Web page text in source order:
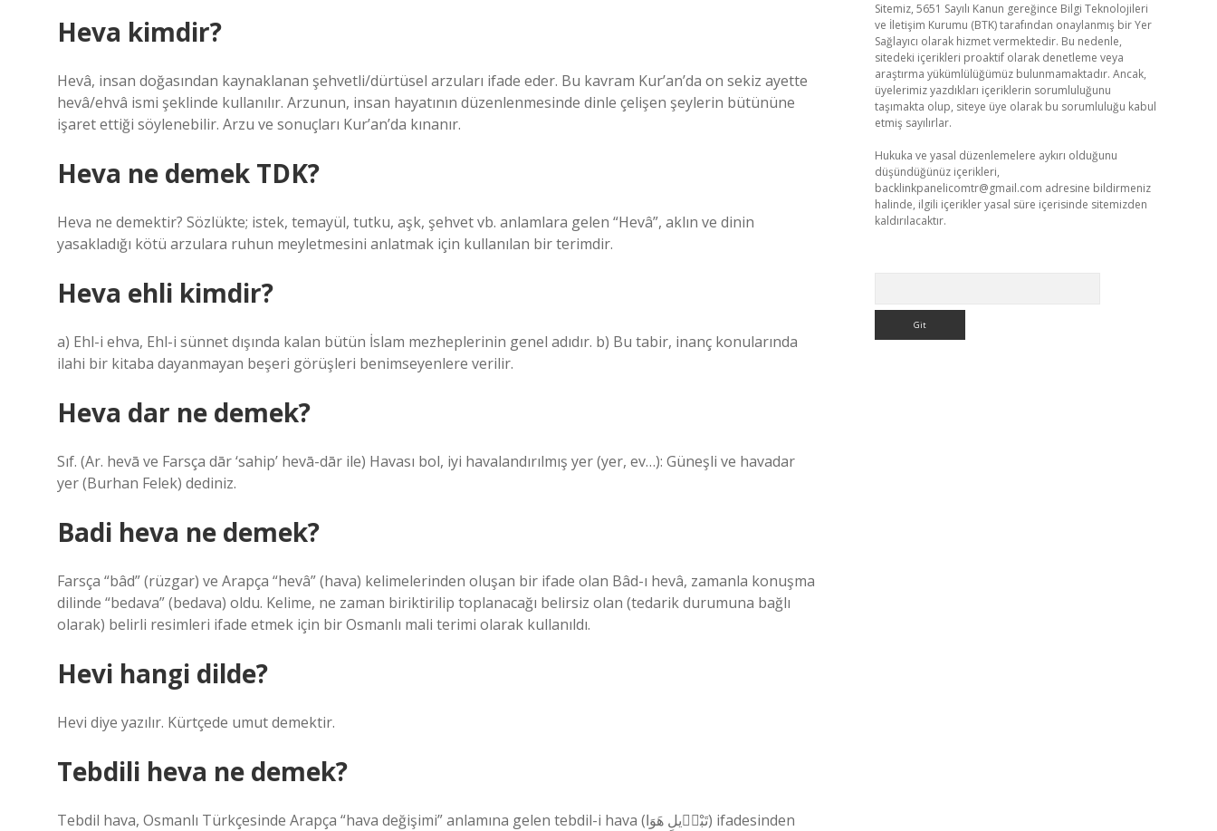
Heva kimdir?
Hevâ, insan doğasından kaynaklanan şehvetli/dürtüsel arzuları ifade eder. Bu kavram Kur’an’da on sekiz ayette
hevâ/ehvâ ismi şeklinde kullanılır. Arzunun, insan hayatının düzenlenmesinde dinle çelişen şeylerin bütününe
işaret ettiği söylenebilir. Arzu ve sonuçları Kur’an’da kınanır.
Heva ne demek TDK?
Heva ne demektir? Sözlükte; istek, temayül, tutku, aşk, şehvet vb. anlamlara gelen “Hevâ”, aklın ve dinin
yasakladığı kötü arzulara ruhun meyletmesini anlatmak için kullanılan bir terimdir.
Heva ehli kimdir?
a) Ehl-i ehva, Ehl-i sünnet dışında kalan bütün İslam mezheplerinin genel adıdır. b) Bu tabir, inanç konularında
ilahi bir kitaba dayanmayan beşeri görüşleri benimseyenlere verilir.
Heva dar ne demek?
Sıf. (Ar. hevā ve Farsça dār ‘sahip’ hevā-dār ile) Havası bol, iyi havalandırılmış yer (yer, ev…): Güneşli ve havadar
yer (Burhan Felek) dediniz.
Badi heva ne demek?
Farsça “bâd” (rüzgar) ve Arapça “hevâ” (hava) kelimelerinden oluşan bir ifade olan Bâd-ı hevâ, zamanla konuşma
dilinde “bedava” (bedava) oldu. Kelime, ne zaman biriktirilip toplanacağı belirsiz olan (tedarik durumuna bağlı
olarak) belirli resimleri ifade etmek için bir Osmanlı mali terimi olarak kullanıldı.
Hevi hangi dilde?
Hevi diye yazılır. Kürtçede umut demektir.
Tebdili heva ne demek?
Tebdil hava, Osmanlı Türkçesinde Arapça “hava değişimi” anlamına gelen tebdil-i hava (تَبْد۪يلِ هَوَا) ifadesinden
Sitemiz, 5651 Sayılı Kanun gereğince Bilgi Teknolojileri
ve İletişim Kurumu (BTK) tarafından onaylanmış bir Yer
Sağlayıcı olarak hizmet vermektedir. Bu nedenle,
sitedeki içerikleri proaktif olarak denetleme veya
araştırma yükümlülüğümüz bulunmamaktadır. Ancak,
üyelerimiz yazdıkları içeriklerin sorumluluğunu
taşımakta olup, siteye üye olarak bu sorumluluğu kabul
etmiş sayılırlar.
Hukuka ve yasal düzenlemelere aykırı olduğunu
düşündüğünüz içerikleri,
backlinkpanelicomtr@gmail.com adresine bildirmeniz
halinde, ilgili içerikler yasal süre içerisinde sitemizden
kaldırılacaktır.